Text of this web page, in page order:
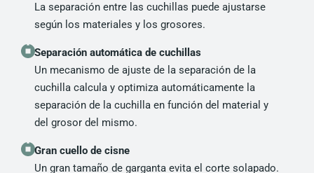
La separación entre las cuchillas puede ajustarse
según los materiales y los grosores.
Separación automática de cuchillas
Un mecanismo de ajuste de la separación de la
cuchilla calcula y optimiza automáticamente la
separación de la cuchilla en función del material y
del grosor del mismo.
Gran cuello de cisne
Un gran tamaño de garganta evita el corte solapado.